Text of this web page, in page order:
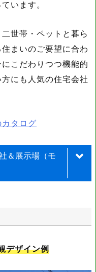
います。
世帯・ペットと暮ら
まいのご要望に合わ
こだわりつつ機能的
にも人気の住宅会社
タログ
＆展示場（モ
地28
県日進市梅森町西田面
デザイン例